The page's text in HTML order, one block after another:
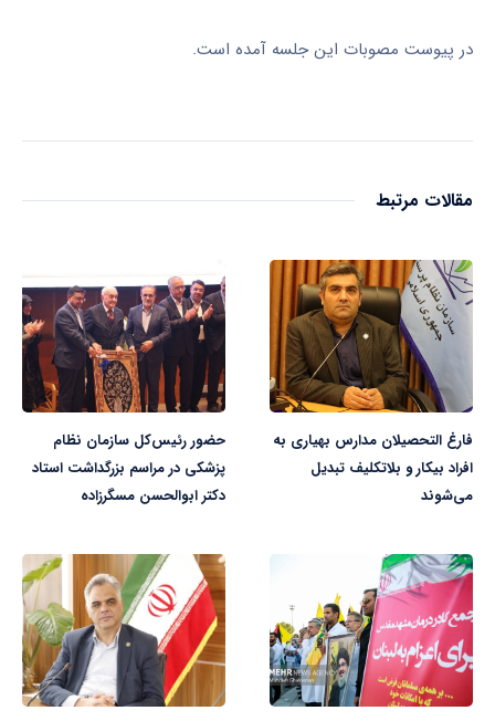
در پیوست مصوبات این جلسه آمده است.
مقالات مرتبط
فارغ التحصیلان مدارس بهیاری به
افراد بیکار و بلاتکلیف تبدیل
می‌شوند
حضور رئیس‌کل سازمان نظام
پزشکی در مراسم بزرگداشت استاد
دکتر ابوالحسن مسگرزاده